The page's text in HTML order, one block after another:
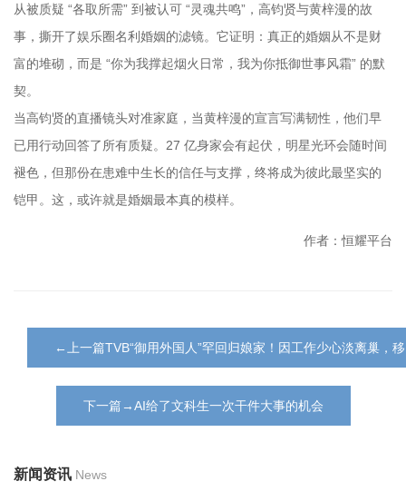
从被质疑 “各取所需” 到被认可 “灵魂共鸣”，高钧贤与黄梓漫的故
事，撕开了娱乐圈名利婚姻的滤镜。它证明：真正的婚姻从不是财
富的堆砌，而是 “你为我撑起烟火日常，我为你抵御世事风霜” 的默
契。
当高钧贤的直播镜头对准家庭，当黄梓漫的宣言写满韧性，他们早
已用行动回答了所有质疑。27 亿身家会有起伏，明星光环会随时间
褪色，但那份在患难中生长的信任与支撑，终将成为彼此最坚实的
铠甲。这，或许就是婚姻最本真的模样。
作者：恒耀平台
←上一篇TVB“御用外国人”罕回归娘家！因工作少心淡离巢，
下一篇→AI给了文科生一次干件大事的机会
新闻资讯 News